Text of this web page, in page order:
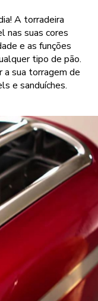
A torradeira
nas suas cores
e as funções
tipo de pão.
a sua torragem de
e sanduíches.